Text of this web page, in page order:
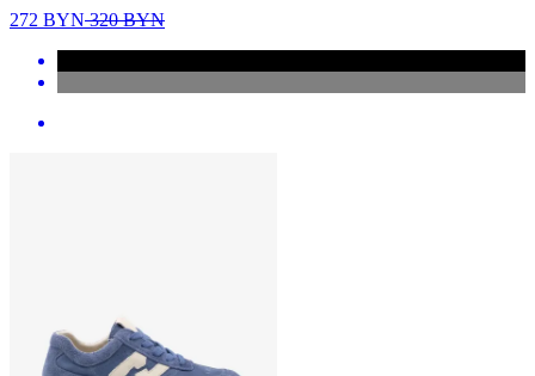
272 BYN320BYN